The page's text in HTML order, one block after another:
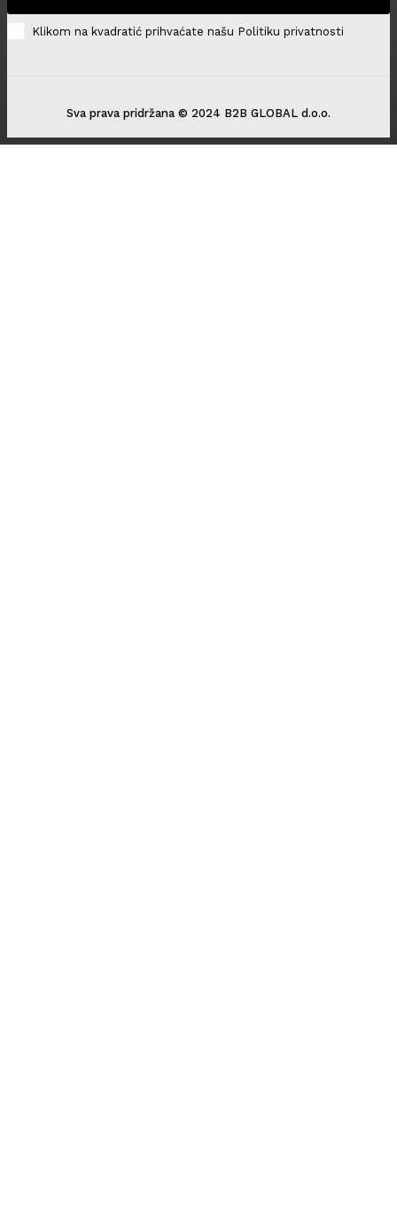
Klikom na kvadratić prihvaćate našu Politiku privatnosti
Sva prava pridržana © 2024 B2B GLOBAL d.o.o.